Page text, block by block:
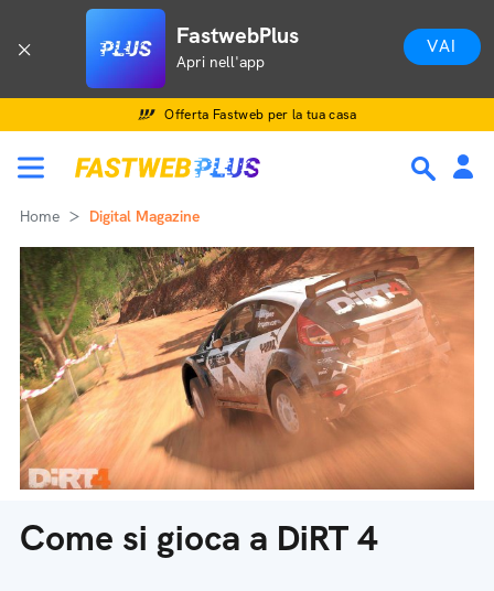
FastwebPlus
Apri nell'app
VAI
Offerta Fastweb per la tua casa
Home Digital Magazine
Come si gioca a DiRT 4